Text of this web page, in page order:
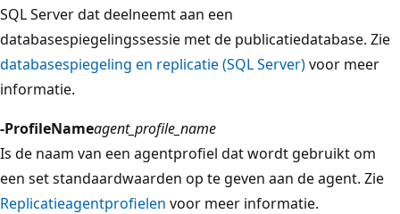
SQL Server dat deelneemt aan een
databasespiegelingssessie met de publicatiedatabase. Zie
databasespiegeling en replicatie (SQL Server)voor meer
informatie.
-ProfileNameagent_profile_name
Is de naam van een agentprofiel dat wordt gebruikt om
een set standaardwaarden op te geven aan de agent. Zie
Replicatieagentprofielen voor meer informatie.